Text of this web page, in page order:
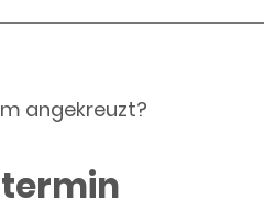
angekreuzt?